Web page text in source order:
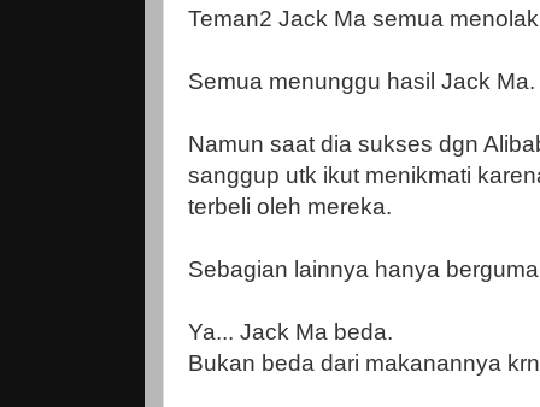
Teman2 Jack Ma semua
Semua menunggu hasil Jack Ma.
Namun saat dia sukses dgn
sanggup utk ikut menikmati
terbeli oleh mereka.
Sebagian lainnya hanya
Ya... Jack Ma beda.
Bukan beda dari makanannya